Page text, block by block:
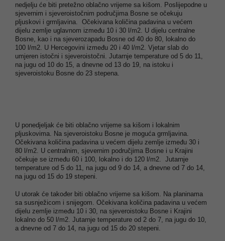
nedjelju će biti pretežno oblačno vrijeme sa kišom. Poslijepodne u
sjevernim i sjeveroistočnim područjima Bosne se očekuju
pljuskovi i grmljavina. Očekivana količina padavina u većem
dijelu zemlje uglavnom između 10 i 30 l/m2. U dijelu centralne
Bosne, kao i na sjeverozapadu Bosne od 40 do 80, lokalno do
100 l/m2. U Hercegovini između 20 i 40 l/m2. Vjetar slab do
umjeren istočni i sjeveroistočni. Jutarnje temperature od 5 do 11,
na jugu od 10 do 15, a dnevne od 13 do 19, na istoku i
sjeveroistoku Bosne do 23 stepena.
U ponedjeljak će biti oblačno vrijeme sa kišom i lokalnim
pljuskovima. Na sjeveroistoku Bosne je moguća grmljavina.
Očekivana količina padavina u većem dijelu zemlje između 30 i
80 l/m2. U centralnim, sjevernim područjima Bosne i u Krajini
očekuje se između 60 i 100, lokalno i do 120 l/m2. Jutarnje
temperature od 5 do 11, na jugu od 9 do 14, a dnevne od 7 do 14,
na jugu od 15 do 19 stepeni.
U utorak će također biti oblačno vrijeme sa kišom. Na planinama
sa susnježicom i snijegom. Očekivana količina padavina u većem
dijelu zemlje između 10 i 30, na sjeveroistoku Bosne i Krajini
lokalno do 50 l/m2. Jutarnje temperature od 2 do 7, na jugu do 10,
a dnevne od 7 do 14, na jugu od 15 do 20 stepeni.